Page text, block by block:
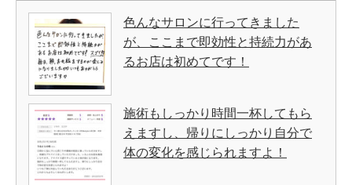
色んなサロンに行ってきました
が、ここまで即効性と持続力があ
るお店は初めてです！
施術もしっかり時間一杯してもら
えますし、帰りにしっかり自分で
体の変化を感じられますよ！